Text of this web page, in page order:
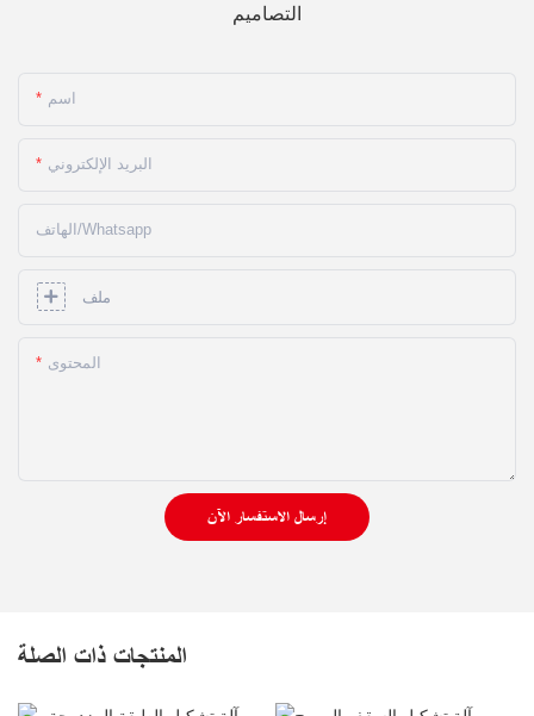
التصاميم
اسم
البريد الإلكتروني
الهاتف/whatsapp
ملف
المحتوى
إرسال الاستفسار الآن
المنتجات ذات الصلة